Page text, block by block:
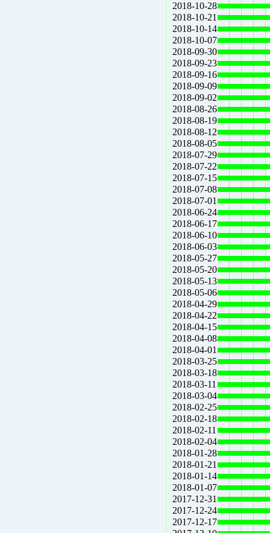
2018-10-28
2018-10-21
2018-10-14
2018-10-07
2018-09-30
2018-09-23
2018-09-16
2018-09-09
2018-09-02
2018-08-26
2018-08-19
2018-08-12
2018-08-05
2018-07-29
2018-07-22
2018-07-15
2018-07-08
2018-07-01
2018-06-24
2018-06-17
2018-06-10
2018-06-03
2018-05-27
2018-05-20
2018-05-13
2018-05-06
2018-04-29
2018-04-22
2018-04-15
2018-04-08
2018-04-01
2018-03-25
2018-03-18
2018-03-11
2018-03-04
2018-02-25
2018-02-18
2018-02-11
2018-02-04
2018-01-28
2018-01-21
2018-01-14
2018-01-07
2017-12-31
2017-12-24
2017-12-17